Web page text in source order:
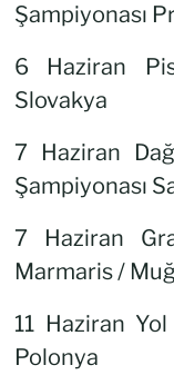
Şampiyonası
6 Haziran
Slovakya
7 Haziran
Şampiyonası
7 Haziran
Marmaris /
11 Haziran
Polonya